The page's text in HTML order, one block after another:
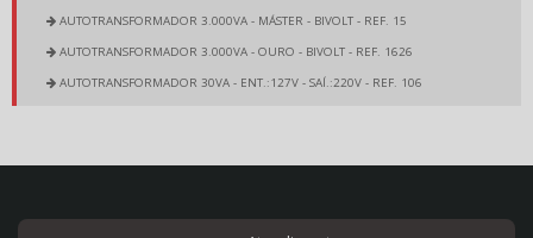
AUTOTRANSFORMADOR 3.000VA - MÁSTER - BIVOLT - REF. 15
AUTOTRANSFORMADOR 3.000VA - OURO - BIVOLT - REF. 1626
AUTOTRANSFORMADOR 30VA - ENT.:127V - SAÍ.:220V - REF. 106